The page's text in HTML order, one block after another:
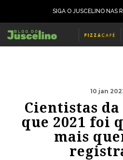
SIGA O JUSCELINO NAS
10 jan
Cientistas da
que 2021 foi
mais